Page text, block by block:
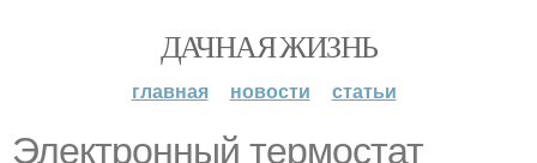
ДАЧНАЯ ЖИЗНЬ
главная новости статьи
Электронный термостат